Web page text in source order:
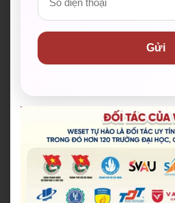
Khóa chấm bài IELT
Thông tin liên hệ WESET
Gửi